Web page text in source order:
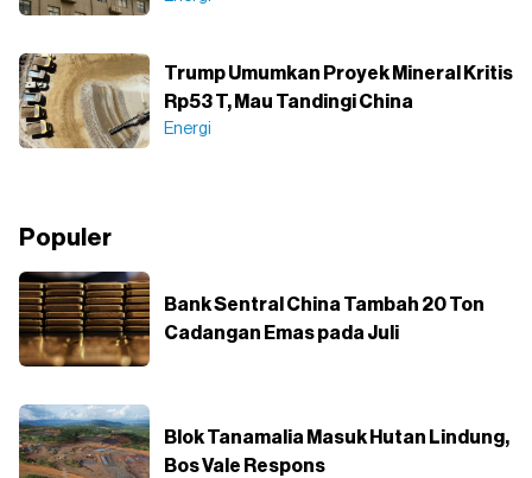
Trump Umumkan Proyek Mineral Kritis
Rp53 T, Mau Tandingi China
Energi
Populer
Bank Sentral China Tambah 20 Ton
Cadangan Emas pada Juli
Blok Tanamalia Masuk Hutan Lindung,
Bos Vale Respons